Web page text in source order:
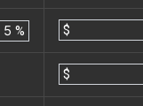
% $
$